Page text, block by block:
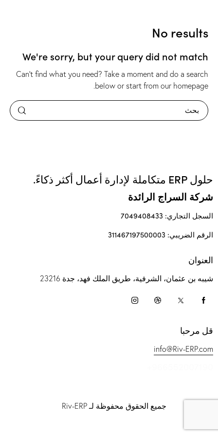
No results
We're sorry, but your query did not match
Can't find what you need? Take a moment and do a search
below or start from our homepage
.
حلول ERP متكاملة لإدارة أعمال أكثر ذكاءً.
شركة السراج الرائدة
السجل التجاري: 7049408433
الرقم الضريبي: 311467197500003
العنوان
شيبه بن عثمان، الشرفية، طريق الملك فهد، جدة 23216
قل مرحبا
info@Riv-ERP.com
جميع الحقوق محفوظة لـ Riv-ERP